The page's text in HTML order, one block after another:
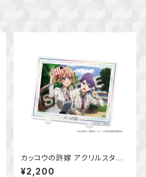
カッコウの許嫁 アクリルスタン
ドボード (天野エリカ・瀬川ひろ)
¥2,200